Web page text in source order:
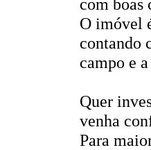
O imóvel
contando
campo e
Quer
venha
Para